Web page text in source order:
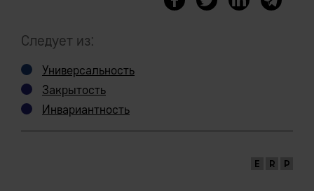
Следует из:
Универсальность
Закрытость
Инвариантность